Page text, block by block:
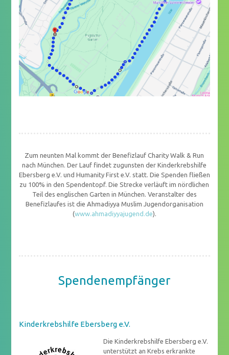
Zum neunten Mal kommt der Benefizlauf Charity Walk & Run
nach München. Der Lauf findet zugunsten der Kinderkrebshilfe
Ebersberg e.V. und Humanity First e.V. statt. Die Spenden fließen
zu 100% in den Spendentopf. Die Strecke verläuft im nördlichen
Teil des englischen Garten in München. Veranstalter des
Benefizlaufes ist die Ahmadiyya Muslim Jugendorganisation
(www.ahmadiyyajugend.de).
Spendenempfänger
Kinderkrebshilfe Ebersberg e.V.
Die Kinderkrebshilfe Ebersberg e.V.
unterstützt an Krebs erkrankte